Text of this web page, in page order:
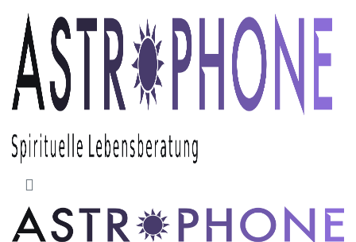
Skip to main content